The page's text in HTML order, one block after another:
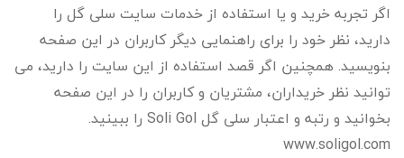
اگر تجربه خرید و یا استفاده از خدمات سایت سلی گل را
دارید، نظر خود را برای راهنمایی دیگر کاربران در این صفحه
بنویسید. همچنین اگر قصد استفاده از این سایت را دارید، می
توانید نظر خریداران، مشتریان و کاربران را در این صفحه
بخوانید و رتبه و اعتبار سلی گل Soli Gol را ببینید.
www.soligol.com